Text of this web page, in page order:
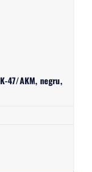
47/AKM, negru,